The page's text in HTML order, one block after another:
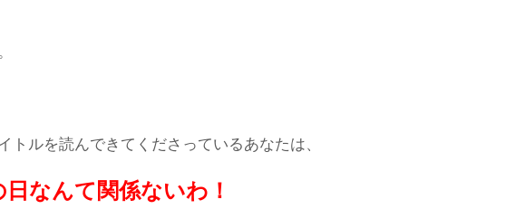
トルを読んできてくださっているあなたは、
なんて関係ないわ！